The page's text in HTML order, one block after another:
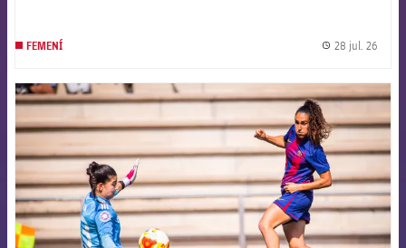
FEMENÍ 28 jul. 26
FCB Barcelona badge